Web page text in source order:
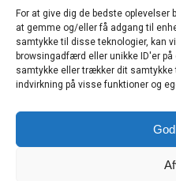
For at give dig de bedste oplevelser
at gemme og/eller få adgang til
samtykke til disse teknologier, kan
browsingadfærd eller unikke ID'er
samtykke eller trækker dit samtykke
indvirkning på visse funktioner og
Salg og jobannoncer:
salg@travelmedianordic.com
Vi tager ansvar for indholdet og